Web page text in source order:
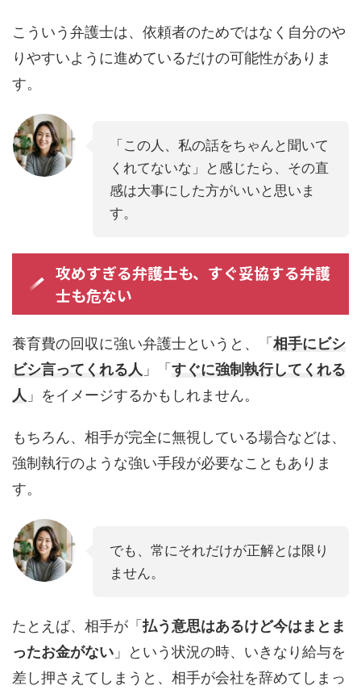
こういう弁護士は、依頼者のためではなく自分のや
りやすいように進めているだけの可能性がありま
す。
「この人、私の話をちゃんと聞いて
くれてないな」と感じたら、その直
感は大事にした方がいいと思いま
す。
攻めすぎる弁護士も、すぐ妥協する弁護
士も危ない
養育費の回収に強い弁護士というと、「 相手にビシ
ビシ言ってくれる人 」「 すぐに強制執行してくれる
人 」をイメージするかもしれません。
もちろん、相手が完全に無視している場合などは、
強制執行のような強い手段が必要なこともありま
す。
でも、常にそれだけが正解とは限り
ません。
たとえば、相手が「 払う意思はあるけど今はまとま
ったお金がない 」という状況の時、いきなり給与を
差し押さえてしまうと、相手が会社を辞めてしまっ